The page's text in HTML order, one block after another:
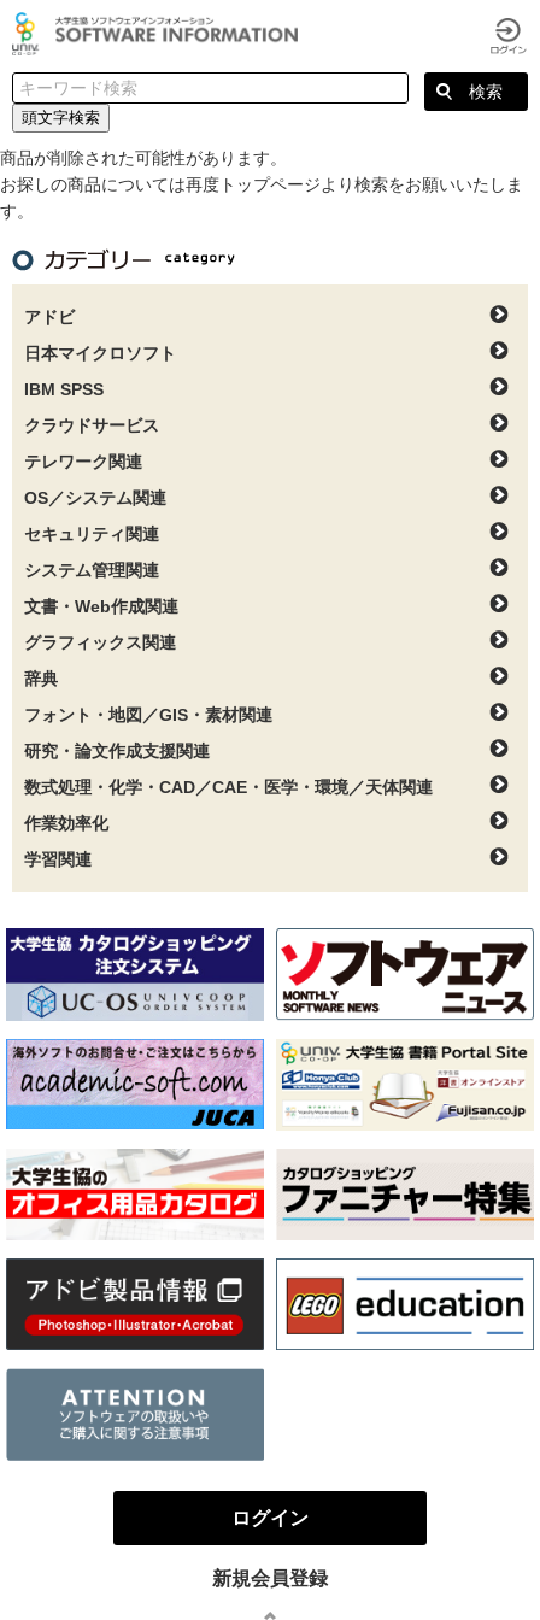
頭文字検索
商品が削除された可能性があります。
お探しの商品については再度トップページより検索をお願いいたしま
す。
アドビ
日本マイクロソフト
IBM SPSS
クラウドサービス
テレワーク関連
OS／システム関連
セキュリティ関連
システム管理関連
文書・Web作成関連
グラフィックス関連
辞典
フォント・地図／GIS・素材関連
研究・論文作成支援関連
数式処理・化学・CAD／CAE・医学・環境／天体関連
作業効率化
学習関連
ログイン
新規会員登録